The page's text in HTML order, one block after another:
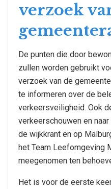
verzoek
De punten die door
zullen worden gebruikt
verzoek van de
te informeren over de
verkeersveiligheid. Ook
verkeerschouwen en
de wijkkrant en op
het Team Leefomgeving
meegenomen ten
Het is voor de eerste